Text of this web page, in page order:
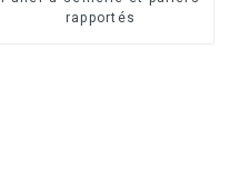
rapportés